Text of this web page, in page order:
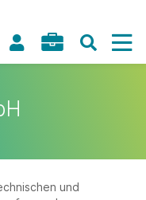
und